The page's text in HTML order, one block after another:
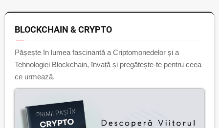
BLOCKCHAIN & CRYPTO
Pășește în lumea fascinantă a Criptomonedelor și a
Tehnologiei Blockchain, învață și pregătește-te pentru ceea
ce urmează.